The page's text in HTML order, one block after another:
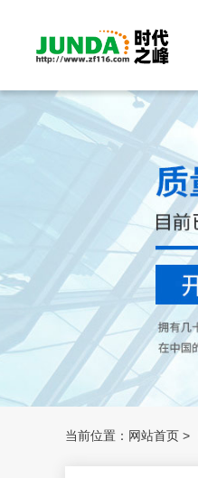
当前位置： 网站首页 >